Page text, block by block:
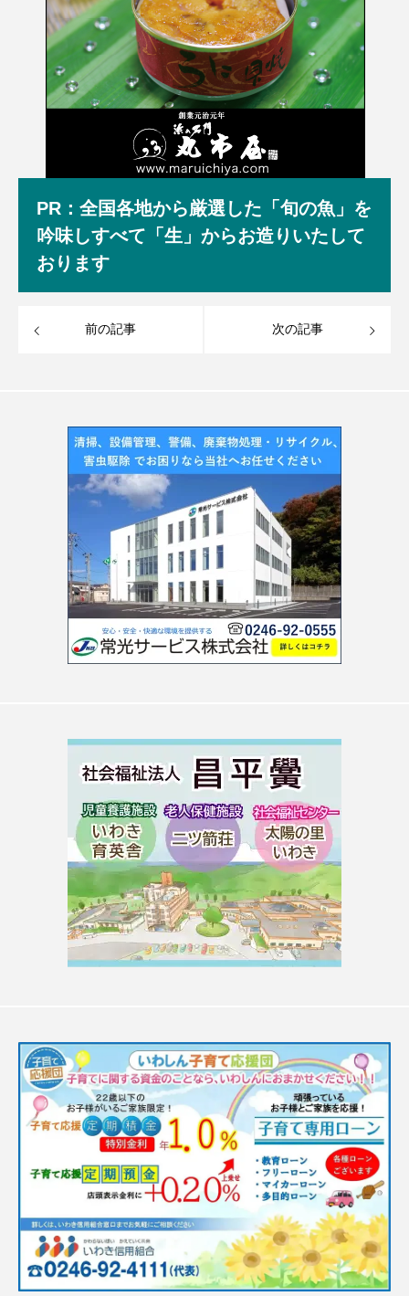
PR：全国各地から厳選した「旬の魚」を
吟味しすべて「生」からお造りいたして
おります
前の記事 次の記事